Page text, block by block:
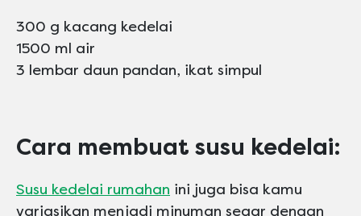
300 g kacang kedelai
1500 ml air
3 lembar daun pandan, ikat simpul
Cara membuat susu kedelai:
Susu kedelai rumahan ini juga bisa kamu
variasikan menjadi minuman segar dengan